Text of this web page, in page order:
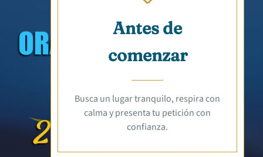
Antes de
comenzar
Busca un lugar tranquilo, respira con
calma y presenta tu petición con
confianza.